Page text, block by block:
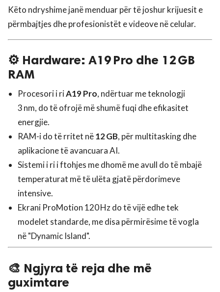
Këto ndryshime janë menduar për të joshur krijuesit e
përmbajtjes dhe profesionistët e videove në celular.
⚙️ Hardware: A19 Pro dhe 12 GB
RAM
Procesori i riA19 Pro, ndërtuar me teknologji
3 nm, do të ofrojë më shumë fuqi dhe efikasitet
energjie.
RAM-i do të rritet në12 GB, për multitasking dhe
aplikacione të avancuara AI.
Sistemi i ri i ftohjes me dhomë me avull do të mbajë
temperaturat më të ulëta gjatë përdorimeve
intensive.
Ekrani ProMotion 120 Hz do të vijë edhe tek
modelet standarde, me disa përmirësime të vogla
në "Dynamic Island".
🎨 Ngjyra të reja dhe më
guximtare